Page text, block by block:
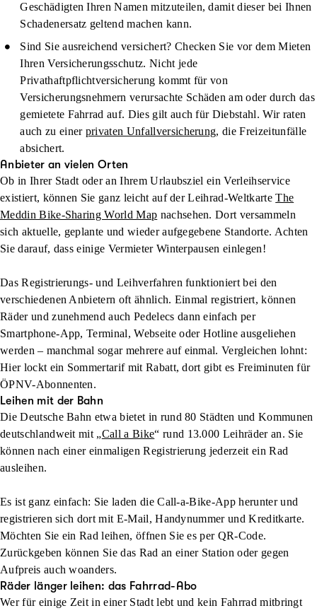
Geschädigten Ihren Namen mitzuteilen, damit dieser bei Ihnen
Schadenersatz geltend machen kann.
Sind Sie ausreichend versichert? Checken Sie vor dem Mieten
Ihren Versicherungsschutz. Nicht jede
Privathaftpflichtversicherung kommt für von
Versicherungsnehmern verursachte Schäden am oder durch das
gemietete Fahrrad auf. Dies gilt auch für Diebstahl. Wir raten
auch zu einer privaten Unfallversicherung, die Freizeitunfälle
absichert.
Anbieter an vielen Orten
Ob in Ihrer Stadt oder an Ihrem Urlaubsziel ein Verleihservice
existiert, können Sie ganz leicht auf der Leihrad-WeltkarteThe
Meddin Bike-Sharing World Map nachsehen. Dort versammeln
sich aktuelle, geplante und wieder aufgegebene Standorte. Achten
Sie darauf, dass einige Vermieter Winterpausen einlegen!
Das Registrierungs- und Leihverfahren funktioniert bei den
verschiedenen Anbietern oft ähnlich. Einmal registriert, können
Räder und zunehmend auch Pedelecs dann einfach per
Smartphone-App, Terminal, Webseite oder Hotline ausgeliehen
werden – manchmal sogar mehrere auf einmal. Vergleichen lohnt:
Hier lockt ein Sommertarif mit Rabatt, dort gibt es Freiminuten für
ÖPNV-Abonnenten.
Leihen mit der Bahn
Die Deutsche Bahn etwa bietet in rund 80 Städten und Kommunen
deutschlandweit mit „Call a Bike“ rund 13.000 Leihräder an. Sie
können nach einer einmaligen Registrierung jederzeit ein Rad
ausleihen.
Es ist ganz einfach: Sie laden die Call-a-Bike-App herunter und
registrieren sich dort mit E-Mail, Handynummer und Kreditkarte.
Möchten Sie ein Rad leihen, öffnen Sie es per QR-Code.
Zurückgeben können Sie das Rad an einer Station oder gegen
Aufpreis auch woanders.
Räder länger leihen: das Fahrrad-Abo
Wer für einige Zeit in einer Stadt lebt und kein Fahrrad mitbringt